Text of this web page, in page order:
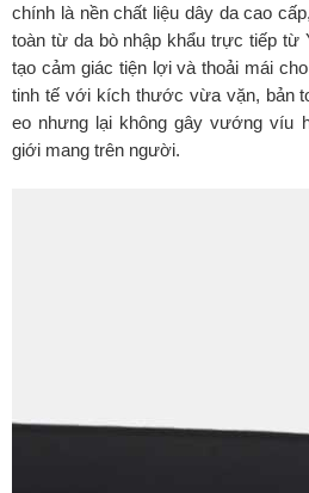
chính là nền chất liệu dây da cao
toàn từ da bò nhập khẩu trực tiếp từ
tạo cảm giác tiện lợi và thoải mái
tinh tế với kích thước vừa vặn, bản
eo nhưng lại không gây vướng víu
giới mang trên người.